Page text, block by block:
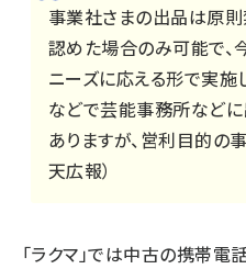
事業社さまの出品は原則
認めた場合のみ可能で、
ニーズに応える形で実施
などで芸能事務所などに
ありますが、営利目的の
天広報）
「ラクマ」では中古の携帯電